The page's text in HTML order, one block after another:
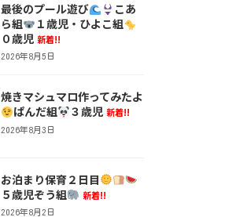
最後のプール遊び
こあ
ら組
１歳児・ひよこ組
０歳児 新着!!
2026年8月5日
焼きマシュマロ作ってみたよ
ぱんだ組
３歳児 新着!!
2026年8月3日
お泊まり保育２日目
５歳児ぞう組
新着!!
2026年8月2日